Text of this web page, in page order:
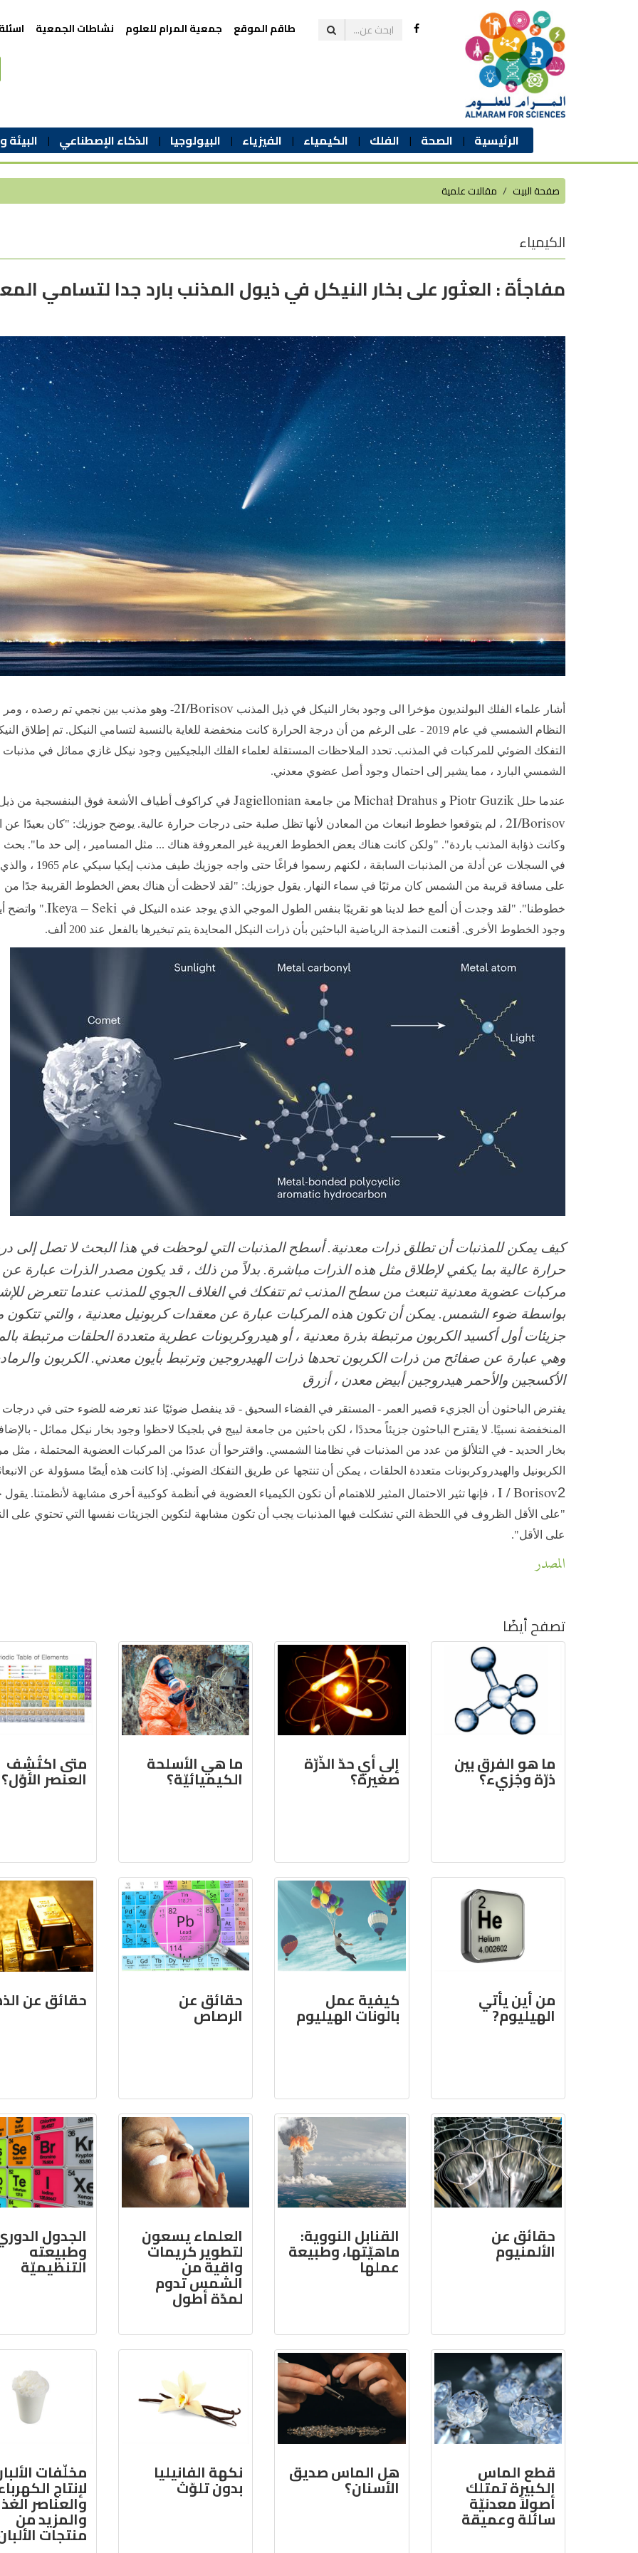
الرئيسية الصحة الفلك الكيمياء الفيزياء البيولوجيا الذكاء الإصطناعي البيئة
طاقم الموقع جمعية المرام للعلوم نشاطات الجمعية
صفحة البيت مقالات علمية
الكيمياء
مفاجأة : العثور على بخار النيكل في ذيول المذنب بارد جدا لتسامي
أشار علماء الفلك البولنديون مؤخرا الى وجود بخار النيكل في ذيل المذنب 2I/Borisov- وهو مذنب بين نجمي تم رصده ، ومر
النظام الشمسي في عام 2019 - على الرغم من أن درجة الحرارة كانت منخفضة للغاية بالنسبة لتسامي النيكل. تم إطلاق
التفكك الضوئي للمركبات في المذنب. تحدد الملاحظات المستقلة لعلماء الفلك البلجيكيين وجود نيكل غازي مماثل في مذنبات
الشمسي البارد ، مما يشير إلى احتمال وجود أصل عضوي معدني.
عندما حلل Piotr Guzik و Michał Drahus من جامعة Jagiellonian في كراكوف أطياف الأشعة فوق البنفسجية من
2I/Borisov ، لم يتوقعوا خطوط انبعاث من المعادن لأنها تظل صلبة حتى درجات حرارة عالية. يوضح جوزيك: "كان بعيدًا
وكانت ذؤابة المذنب باردة". "ولكن كانت هناك بعض الخطوط الغريبة غير المعروفة هناك ... مثل المسامير ، إلى حد ما". بحث
في السجلات عن أدلة من المذنبات السابقة ، لكنهم رسموا فراغًا حتى واجه
على مسافة قريبة من الشمس كان مرئيًا في سماء النهار. يقول جوزيك: "لقد لاحظت أن هناك بعض الخطوط القريبة جدًا من
خطوطنا". "لقد وجدت أن ألمع خط لدينا هو تقريبًا بنفس الطول الموجي الذي يوجد عنده النيكل في Ikeya – Seki." واتضح
وجود الخطوط الأخرى. أقنعت النمذجة الرياضية الباحثين بأن ذرات النيكل المحايدة يتم تبخيرها بالفعل عند 200 ألف.
كيف يمكن للمذنبات أن تطلق ذرات معدنية. أسطح المذنبات التي لوحظت في هذا البحث لا تصل إلى
حرارة عالية بما يكفي لإطلاق مثل هذه الذرات مباشرة. بدلاً من ذلك ، قد يكون مصدر الذرات عبارة عن
مركبات عضوية معدنية تنبعث من سطح المذنب ثم تتفكك في الغلاف الجوي للمذنب عندما تتعرض
بواسطة ضوء الشمس. يمكن أن تكون هذه المركبات عبارة عن معقدات كربونيل معدنية ، والتي تتكون
جزيئات أول أكسيد الكربون مرتبطة بذرة معدنية ، أو هيدروكربونات عطرية متعددة الحلقات مرتبطة
وهي عبارة عن صفائح من ذرات الكربون تحدها ذرات الهيدروجين وترتبط بأيون معدني. الكربون
الأكسجين والأحمر هيدروجين أبيض معدن ، أزرق
يفترض الباحثون أن الجزيء قصير العمر - المستقر في الفضاء السحيق - قد ينفصل ضوئيًا عند تعرضه للضوء حتى في درجات
المنخفضة نسبيًا. لا يقترح الباحثون جزيئاً محددًا ، لكن باحثين من جامعة لييج في بلجيكا لاحظوا وجود بخار نيكل مماثل -
بخار الحديد - في التلألؤ من عدد من المذنبات في نظامنا الشمسي. واقترحوا أن عددًا من المركبات العضوية المحتملة ، مثل
الكربونيل والهيدروكربونات متعددة الحلقات ، يمكن أن تنتجها عن طريق التفكك الضوئي. إذا كانت هذه أيضًا مسؤولة عن
2
I / Borisov ، فإنها تثير الاحتمال المثير للاهتمام أن تكون الكيمياء العضوية في أنظمة كوكبية أخرى مشابهة لأنظمتنا.
"على الأقل الظروف في اللحظة التي تشكلت فيها المذنبات يجب أن تكون مشابهة لتكوين الجزيئات نفسها التي تحتوي على
على الأقل".
المصدر
تصفح أيضًا
ما هو الفرق بين
ذرّة وجُزيء؟
إلى أي حدّ الذّرّة
صغيرة؟
ما هي الأسلحة
الكيميائيّة؟
متى اكتُشِف
العنصر الأوّل؟
من أين يأتي
الهيليوم?
كيفية عمل
بالونات الهيليوم
حقائق عن
الرصاص
حقائق عن
حقائق عن
الألمنيوم
القنابل النووية:
ماهيّتها، وطبيعة
عملها
العلماء يسعون
لتطوير كريمات
واقية من
الشمس تدوم
لمدّة أطول
الجدول
وطبيعته
التنظيميّة
قطع الماس
الكبيرة تمتلك
أصولاً معدنيّة
سائلة وعميقة
هل الماس صديق
الأسنان؟
نكهة الفانيليا
بدون تلوّث
مخلّفات
لإنتاج
والعناصر
والمزيد من
منتجات